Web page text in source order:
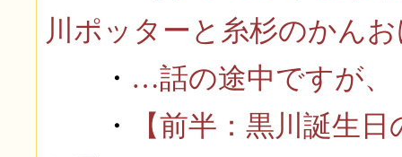
川ポッターと糸杉のかん
・ …話の途中ですが、
・
【前半：黒川誕生